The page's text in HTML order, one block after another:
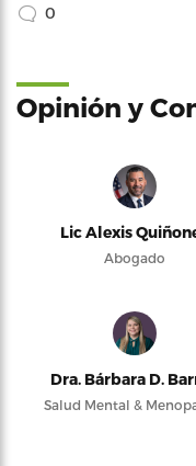
0
Opinión y
Lic Alexis
Abogado
Dra. Bárbara D.
Salud Mental &